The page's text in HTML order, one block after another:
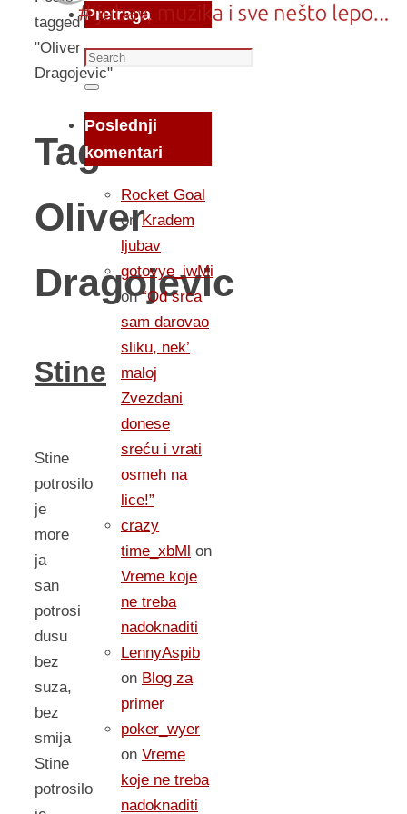
tagged
"Oliver
Dragojevic"
Tag:
Oliver
Dragojevic
Stine
Stine
potrosilo
je
more
ja
san
potrosi
dusu
bez
suza,
bez
smija
Stine
potrosilo
Pretraga
Search
for:
Search
Poslednji
komentari
Rocket Goal
onKradem
ljubav
gotovye_iwMi
on“Od srca
sam darovao
sliku, nek’
maloj
Zvezdani
donese
sreću i vrati
osmeh na
lice!”
crazy
time_xbMl on
Vreme koje
ne treba
nadoknaditi
LennyAspib
on Blog za
primer
poker_wyer
on Vreme
koje ne treba
nadoknaditi